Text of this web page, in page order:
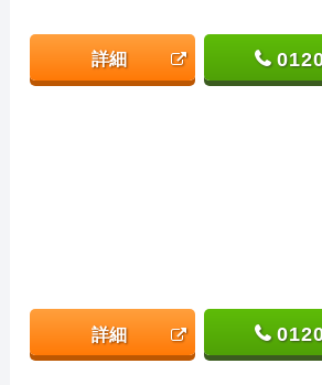
詳細
詳細